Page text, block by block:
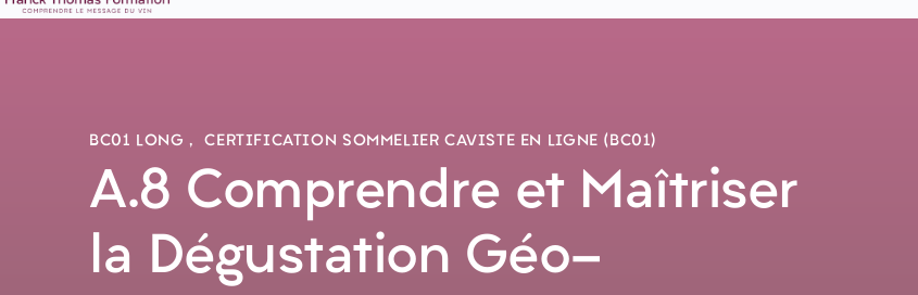
BC01 LONG , CERTIFICATION SOMMELIER CAVISTE EN LIGNE (BC01)
A.8 Comprendre et Maîtriser
la Dégustation Géo-